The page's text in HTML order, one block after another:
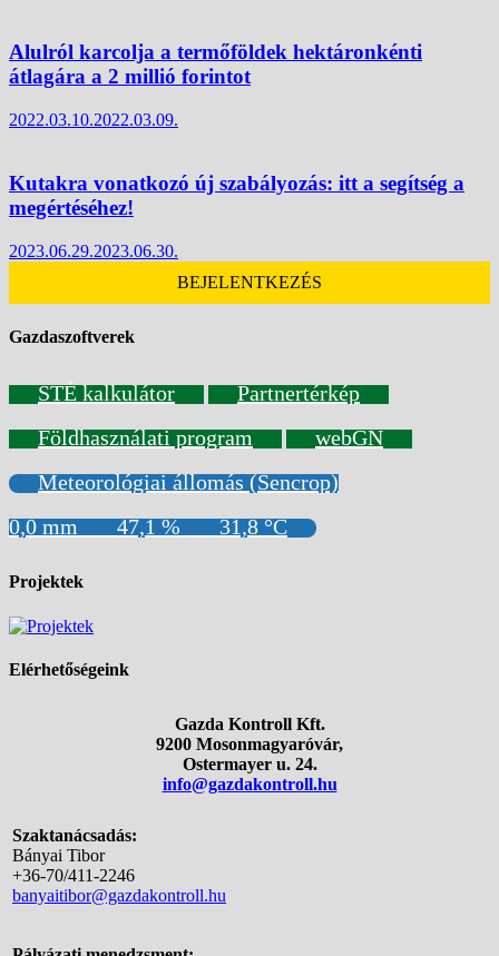
Alulról karcolja a termőföldek hektáronkénti
átlagára a 2 millió forintot
2022.03.10.2022.03.09.
Kutakra vonatkozó új szabályozás: itt a segítség a
megértéséhez!
2023.06.29.2023.06.30.
BEJELENTKEZÉS
Gazdaszoftverek
STÉ kalkulátor
Partnertérkép
Földhasználati program
webGN
Meteorológiai állomás (Sencrop)
0,0 mm47,1 %31,8 °C
Projektek
Elérhetőségeink
Gazda Kontroll Kft.
9200 Mosonmagyaróvár,
Ostermayer u. 24.
info@gazdakontroll.hu
Szaktanácsadás:
Bányai Tibor
+36-70/411-2246
banyaitibor@gazdakontroll.hu